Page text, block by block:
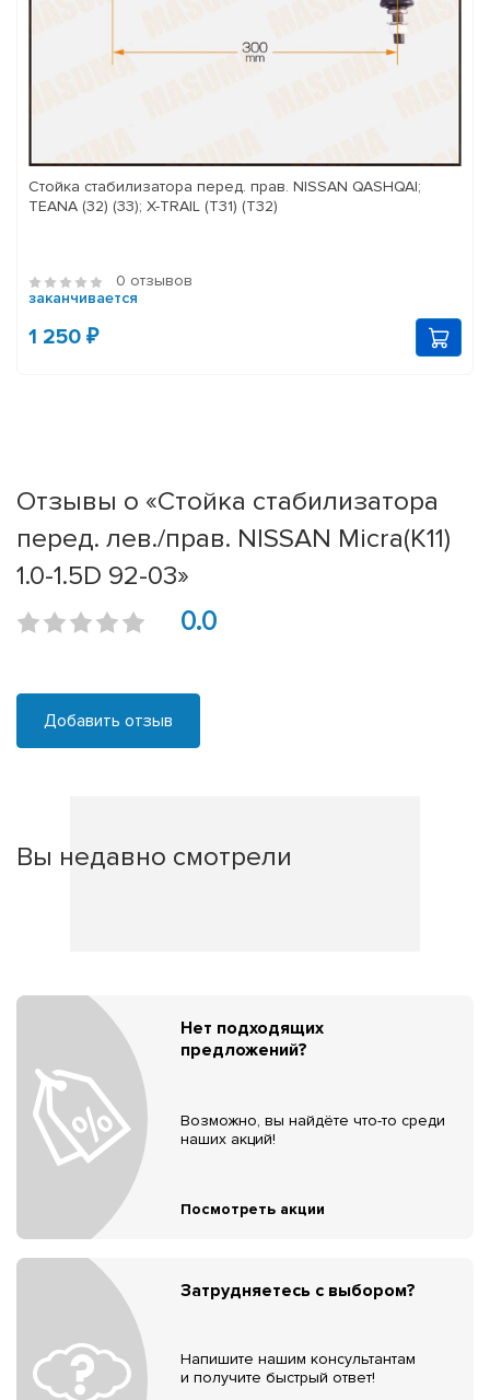
Стойка стабилизатора перед. прав. NISSAN QASHQAI;
TEANA (32) (33); X-TRAIL (T31) (T32)
0 отзывов
заканчивается
1 250 ₽
Отзывы о «Стойка стабилизатора
перед. лев./прав. NISSAN Micra(K11)
1.0-1.5D 92-03»
0.0
Добавить отзыв
Вы недавно смотрели
Нет подходящих
предложений?
Возможно, вы найдёте что-то среди
наших акций!
Посмотреть акции
Затрудняетесь с выбором?
Напишите нашим консультантам
и получите быстрый ответ!